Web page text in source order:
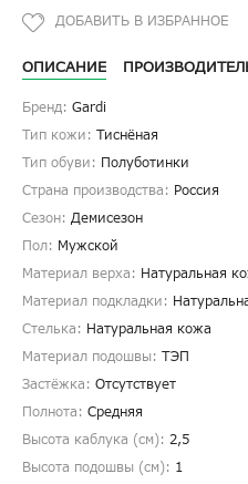
ОПИСАНИЕ
Бренд: Gardi
Тип кожи: Тиснёная
Тип обуви: Полуботинки
Страна производства: Россия
Сезон: Демисезон
Пол: Мужской
Материал верха: Натуральная
Материал подкладки:
Стелька: Натуральная кожа
Материал подошвы: ТЭП
Застёжка: Отсутствует
Полнота: Средняя
Высота каблука (см): 2,5
Высота подошвы (см): 1